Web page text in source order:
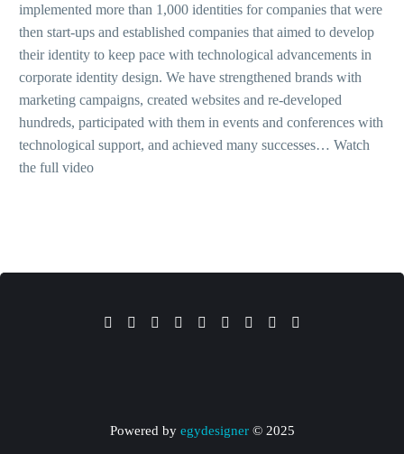
implemented more than 1,000 identities for companies that were
then start-ups and established companies that aimed to develop
their identity to keep pace with technological advancements in
corporate identity design. We have strengthened brands with
marketing campaigns, created websites and re-developed
hundreds, participated with them in events and conferences with
technological support, and achieved many successes… Watch
the full video
합법 토토사이트
토토사이트 꽁머니
2025 © Powered by
egydesigner